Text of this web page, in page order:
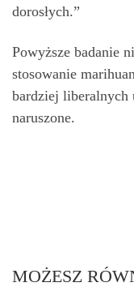
dorosłych.”
Powyższe badanie
stosowanie
bardziej liberalnych
naruszone.
MOŻESZ